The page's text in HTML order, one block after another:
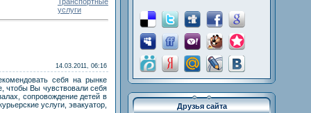
услуги
14.03.2011, 06:16
себя на рынке
чтобы Вы чувствовали себя
сопровождение детей в
услуги, эвакуатор,
Друзья сайта